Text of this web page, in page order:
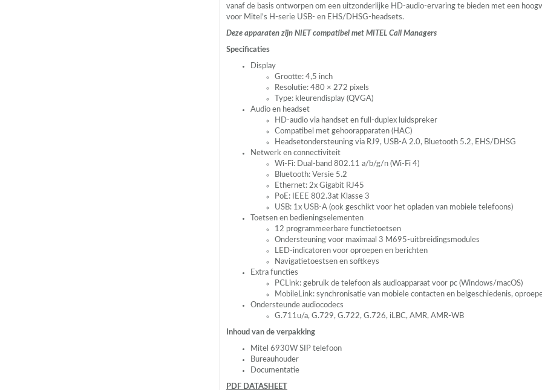
vanaf de basis ontworpen om een uitzonderlijke HD-audio-ervaring te bieden met een
voor Mitel’s H-serie USB- en EHS/DHSG-headsets.
Deze apparaten zijn NIET compatibel met MITEL Call Managers
Specificaties
Display
Grootte: 4,5 inch
Resolutie: 480 × 272 pixels
Type: kleurendisplay (QVGA)
Audio en headset
HD-audio via handset en full-duplex luidspreker
Compatibel met gehoorapparaten (HAC)
Headsetondersteuning via RJ9, USB-A 2.0, Bluetooth 5.2, EHS/DHSG
Netwerk en connectiviteit
Wi-Fi: Dual-band 802.11 a/b/g/n (Wi-Fi 4)
Bluetooth: Versie 5.2
Ethernet: 2x Gigabit RJ45
PoE:
IEEE 802.3at Klasse 3
USB: 1x USB-A (ook geschikt voor het opladen van mobiele telefoons)
Toetsen en bedieningselementen
12 programmeerbare functietoetsen
Ondersteuning voor maximaal 3 M695-uitbreidingsmodules
LED-indicatoren voor oproepen en berichten
Navigatietoestsen en softkeys
Extra functies
PCLink: gebruik de telefoon als audioapparaat voor pc (Windows/macOS)
MobileLink: synchronisatie van mobiele contacten en belgeschiedenis,
Ondersteunde audiocodecs
G.711u/a, G.729, G.722, G.726, iLBC, AMR, AMR-WB
Inhoud van de verpakking
Mitel 6930W SIP telefoon
Bureauhouder
Documentatie
PDF DATASHEET